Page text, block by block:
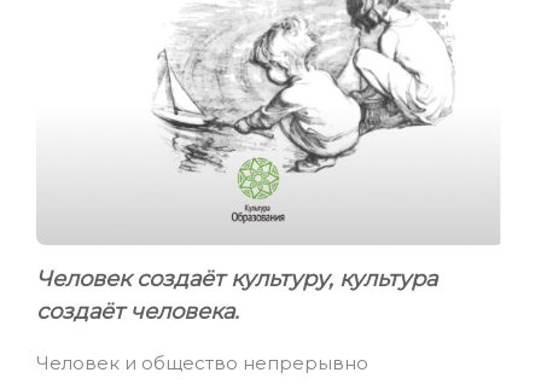
Человек создаёт культуру, культура
создаёт человека.
Человек и общество непрерывно